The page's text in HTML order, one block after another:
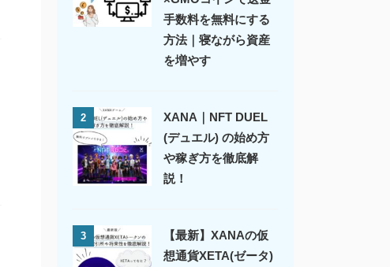
手数料を無料にする
方法｜寝ながら資産
を増やす
2
XANA｜NFT DUEL
(デュエル) の始め方
や稼ぎ方を徹底解
説！
3
【最新】XANAの仮
想通貨XETA(ゼータ)